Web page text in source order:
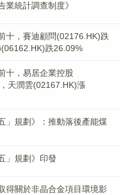
業統計調查制度》
十，賽迪顧問(02176.HK)跌
跌26.09%
十，易居企業控股
天潤雲(02167.HK)漲
」規劃》：推動落後產能煤
」規劃》印發
得關於非晶合金項目環境影